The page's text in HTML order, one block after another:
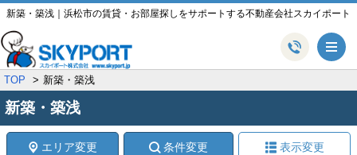
新築・築浅｜浜松市の賃貸・お部屋探しをサポートする不動産会社スカイポート
TOP 新築・築浅
新築・築浅
エリア変更 条件変更 表示変更